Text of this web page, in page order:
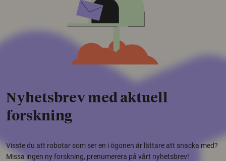
Nyhetsbrev med aktuell
forskning
Visste du att robotar som ser en i ögonen är lättare att snacka med?
Missa ingen ny forskning, prenumerera på vårt nyhetsbrev!